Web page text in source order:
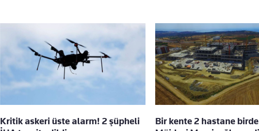
Kritik askeri üste alarm! 2 şüpheli
Bir kente 2 hastane